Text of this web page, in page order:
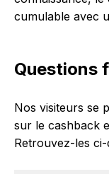
cumulable avec
Questions
Nos visiteurs se
sur le cashback
Retrouvez-les ci-